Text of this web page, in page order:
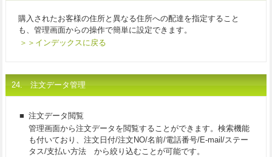
購入されたお客様の住所と異なる住所への配達を指定すること
も、管理画面からの操作で簡単に設定できます。
＞＞インデックスに戻る
24. 注文データ管理
■ 注文データ閲覧
管理画面から注文データを閲覧することができます。検索機能
も付いており、注文日付/注文NO/名前/電話番号/E-mail/ステー
タス/支払い方法 から絞り込むことが可能です。